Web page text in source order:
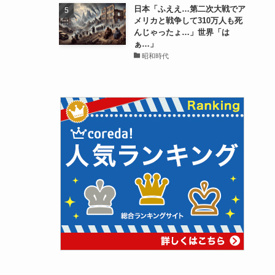
日本「ふええ…第二次大戦でア
メリカと戦争して310万人も死
んじゃったょ…」世界「は
ぁ…」
昭和時代